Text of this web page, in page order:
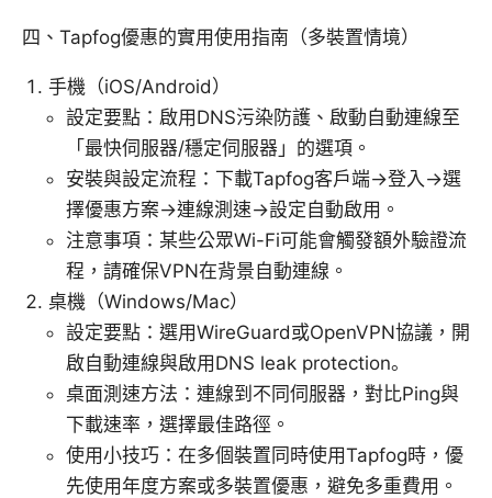
四、Tapfog優惠的實用使用指南（多裝置情境）
手機（iOS/Android）
設定要點：啟用DNS污染防護、啟動自動連線至
「最快伺服器/穩定伺服器」的選項。
安裝與設定流程：下載Tapfog客戶端→登入→選
擇優惠方案→連線測速→設定自動啟用。
注意事項：某些公眾Wi-Fi可能會觸發額外驗證流
程，請確保VPN在背景自動連線。
桌機（Windows/Mac）
設定要點：選用WireGuard或OpenVPN協議，開
啟自動連線與啟用DNS leak protection。
桌面測速方法：連線到不同伺服器，對比Ping與
下載速率，選擇最佳路徑。
使用小技巧：在多個裝置同時使用Tapfog時，優
先使用年度方案或多裝置優惠，避免多重費用。